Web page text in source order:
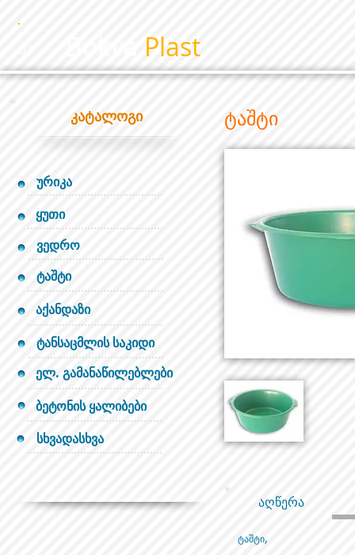
Plast
კატალოგი
ურიკა
ყუთი
ვედრო
ტაშტი
აქანდაზი
ტანსაცმლის საკიდი
ელ. გამანაწილებლები
ბეტონის ყალიბები
სხვადასხვა
ტაშტი
აღწერა
ტაშტი,